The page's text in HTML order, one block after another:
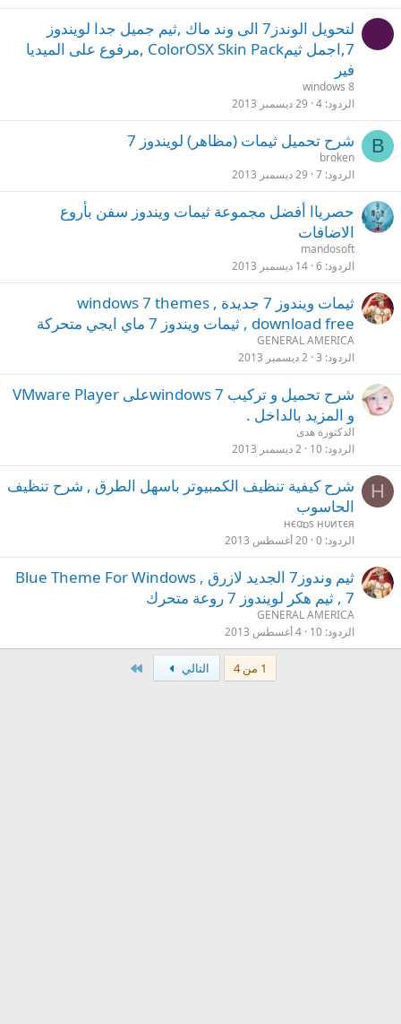
لتحويل الوندز7 الى وند ماك ,ثيم جميل جدا لويندوز
7,اجمل ثيمColorOSX Skin Pack ,مرفوع على الميديا
فير
الردود 4 29 ديسمبر 2013
B شرح تحميل ثيمات (مظاهر) لويندوز 7
broken
الردود 7 29 ديسمبر 2013
حصرياا أفضل مجموعة ثيمات ويندوز سفن بأروع
الاضافات
mandosoft
الردود 6 14 ديسمبر 2013
ثيمات ويندوز 7 جديدة , windows 7 themes
download free , ثيمات ويندوز 7 ماي ايجي متحركة
GENERAL AMERICA
الردود 3 2 ديسمبر 2013
شرح تحميل و تركيب windows 7على VMware Player
و المزيد بالداخل .
الدكتورة هدى
الردود 10 2 ديسمبر 2013
Н
شرح كيفية تنظيف الكمبيوتر باسهل الطرق , شرح تنظيف
الحاسوب
нєαɒs нυиτєя
الردود 0 20 أغسطس 2013
ثيم وندوز7 الجديد لازرق , Blue Theme For Windows
7 , ثيم هكر لويندوز 7 روعة متحرك
GENERAL AMERICA
الردود 10 4 أغسطس 2013
1 من 4 التالي